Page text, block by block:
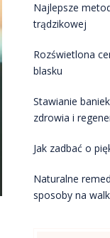
Najlepsze
trądzikowej
Rozświetlona
blasku
Stawianie
zdrowia i
Jak zadbać o
Naturalne
sposoby na